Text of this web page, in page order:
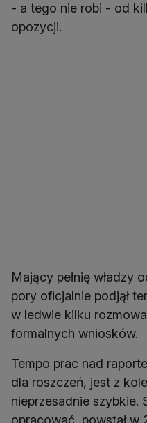
- a tego nie robi - od
opozycji.
Mający pełnię władzy
pory oficjalnie podjął
w ledwie kilku
formalnych wniosków.
Tempo prac nad
dla roszczeń, jest z
nieprzesadnie szybkie.
opracować, powstał w